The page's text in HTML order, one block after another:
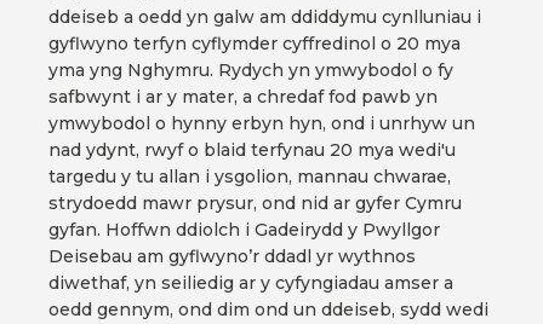
ddeiseb a oedd yn galw am ddiddymu cynlluniau i
gyflwyno terfyn cyflymder cyffredinol o 20 mya
yma yng Nghymru. Rydych yn ymwybodol o fy
safbwynt i ar y mater, a chredaf fod pawb yn
ymwybodol o hynny erbyn hyn, ond i unrhyw un
nad ydynt, rwyf o blaid terfynau 20 mya wedi'u
targedu y tu allan i ysgolion, mannau chwarae,
strydoedd mawr prysur, ond nid ar gyfer Cymru
gyfan. Hoffwn ddiolch i Gadeirydd y Pwyllgor
Deisebau am gyflwyno’r ddadl yr wythnos
diwethaf, yn seiliedig ar y cyfyngiadau amser a
oedd gennym, ond dim ond un ddeiseb, sydd wedi